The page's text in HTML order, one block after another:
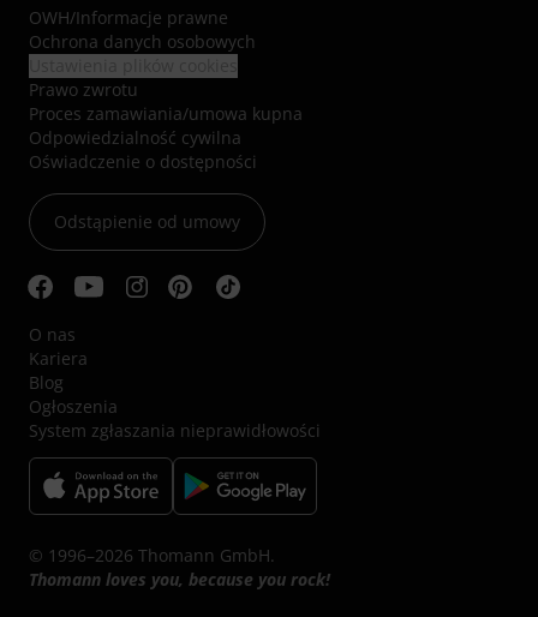
OWH/Informacje prawne
Ochrona danych osobowych
Prawo zwrotu
Proces zamawiania/umowa kupna
Odpowiedzialność cywilna
Oświadczenie o dostępności
Odstąpienie od umowy
O nas
Kariera
Blog
Ogłoszenia
System zgłaszania nieprawidłowości
© 1996–2026 Thomann GmbH.
Thomann loves you, because you rock!